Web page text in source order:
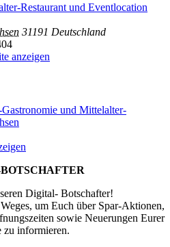
Restaurant und Eventlocation
31191 Deutschland
anzeigen
und Mittelalter-
Digital- Botschafter!
um Euch über Spar-Aktionen,
sowie Neuerungen Eurer
zu informieren.